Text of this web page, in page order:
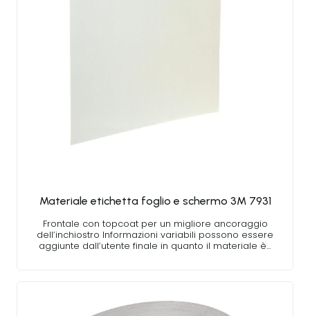
Materiale etichetta foglio e schermo 3M 7931
Frontale con topcoat per un migliore ancoraggio
dell’inchiostro Informazioni variabili possono essere
aggiunte dall’utente finale in quanto il materiale è…